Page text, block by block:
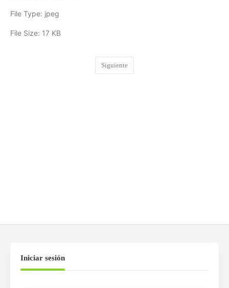
File Type: jpeg
File Size: 17 KB
Siguiente
Iniciar sesión